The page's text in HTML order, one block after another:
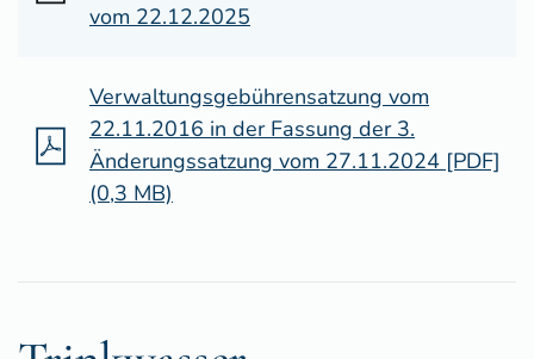
vom 22.12.2025
Verwaltungsgebührensatzung vom
22.11.2016 in der Fassung der 3.
Änderungssatzung vom 27.11.2024 [PDF]
(0,3 MB)